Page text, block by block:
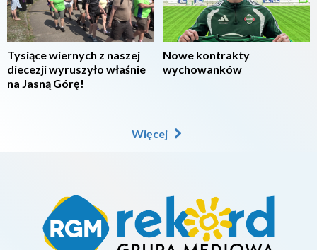
Tysiące wiernych z naszej
diecezji wyruszyło właśnie
na Jasną Górę!
Nowe kontrakty
wychowanków
Więcej